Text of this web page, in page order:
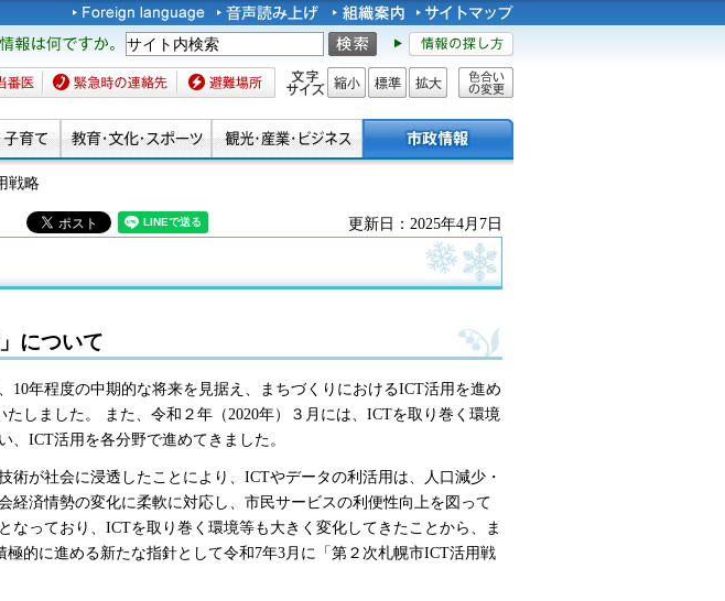
報は何です
緊急時の連絡先 避難場所 文字サイズ
縮小 標準 拡大
色合い
戦略
更新日：2025年4月7日
について
10年程度の中期的な将来を見据え、まちづくりにおけるICT活用を進め
しました。 また、令和２年（2020年）３月には、ICTを取り巻く環境
ICT活用を各分野で進めてきました。
が社会に浸透したことにより、ICTやデータの利活用は、人口減少・
経済情勢の変化に柔軟に対応し、市民サービスの利便性向上を図って
なっており、ICTを取り巻く環境等も大きく変化してきたことから、ま
的に進める新たな指針として令和7年3月に「第２次札幌市ICT活用戦